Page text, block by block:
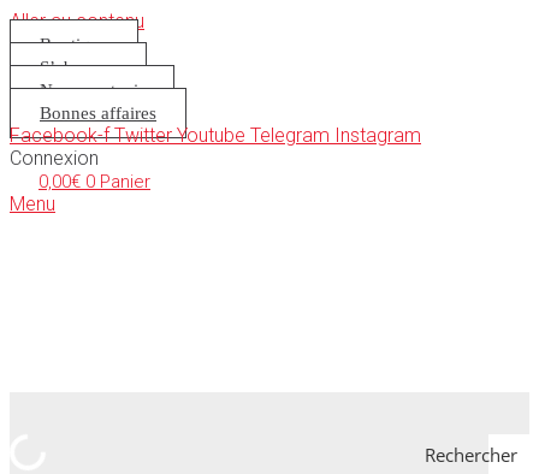
Aller au contenu
Boutique
S’abonner
Nous soutenir
Bonnes affaires
Facebook-f Twitter Youtube Telegram Instagram
Connexion
0,00€ 0 Panier
Menu
Rechercher